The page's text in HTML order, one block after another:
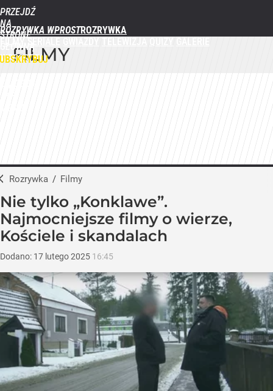
PRZEJDŹ
NA
STRONĘ
GŁÓWNĄ
WPROST.PL
ROZRYWKA WPROST
FILMY
Rozrywka / Filmy
Nie tylko „Konklawe”.
Najmocniejsze filmy o wierze,
Kościele i skandalach
Dodano: 17 lutego2025 16:45